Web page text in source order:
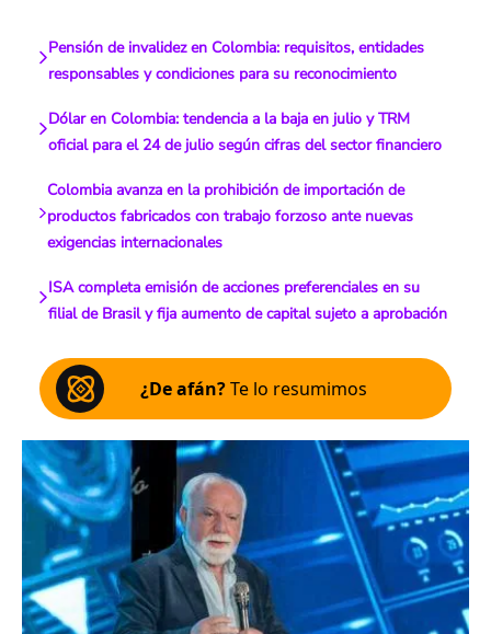
Pensión de invalidez en Colombia: requisitos, entidades
responsables y condiciones para su reconocimiento
Dólar en Colombia: tendencia a la baja en julio y TRM
oficial para el 24 de julio según cifras del sector financiero
Colombia avanza en la prohibición de importación de
productos fabricados con trabajo forzoso ante nuevas
exigencias internacionales
ISA completa emisión de acciones preferenciales en su
filial de Brasil y fija aumento de capital sujeto a aprobación
¿De afán?Te lo resumimos